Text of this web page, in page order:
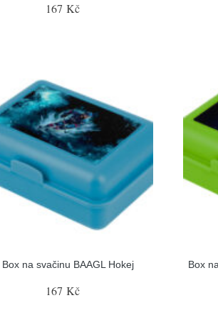
167 Kč
Box na svačinu BAAGL Hokej
167 Kč
Box